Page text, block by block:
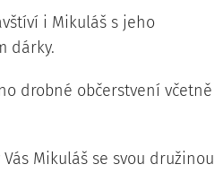
i Mikuláš s jeho
dárky.
drobné občerstvení včetně
Mikuláš se svou družinou